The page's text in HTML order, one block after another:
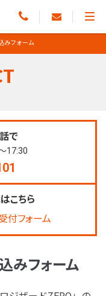
みフォーム
で
17:30
こちら
付フォーム
みフォーム